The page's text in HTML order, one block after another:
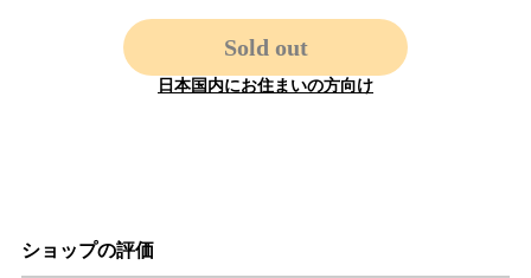
Sold out
日本国内にお住まいの方向け
ショップの評価